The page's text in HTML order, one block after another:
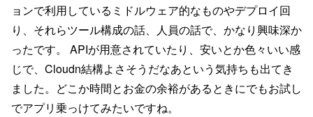
ョンで利用しているミドルウェア的なものやデプロイ回
り、それらツール構成の話、人員の話で、かなり興味深か
ったです。 APIが用意されていたり、安いとか色々いい感
じで、Cloudn結構よさそうだなあという気持ちも出てき
ました。どこか時間とお金の余裕があるときにでもお試し
でアプリ乗っけてみたいですね。